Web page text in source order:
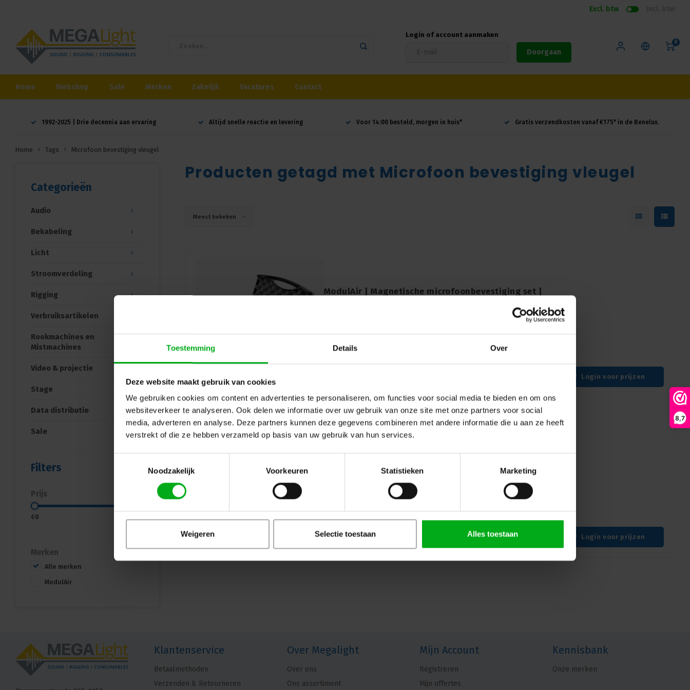
Toestemming Details Over
Deze website maakt gebruik van cookies
We gebruiken cookies om content en advertenties te personaliseren, om functies voor social media te bieden en om ons
websiteverkeer te analyseren. Ook delen we informatie over uw gebruik van onze site met onze partners voor social
media, adverteren en analyse. Deze partners kunnen deze gegevens combineren met andere informatie die u aan ze heeft
verstrekt of die ze hebben verzameld op basis van uw gebruik van hun services.
Noodzakelijk
Voorkeuren Statistieken Marketing
Weigeren Selectie toestaan Alles toestaan
8,7
Excl. btw
Login of account aanmaken
Doorgaan
0
Home Webshop Sale Merken Zakelijk Vacatures Contact
1992-2025 | Drie decennia aan ervaring Altijd snelle reactie en levering Voor 14:00 besteld, morgen in huis* Gratis verzendkosten vanaf €175* in de Benelux.
Home Tags Microfoon bevestiging vleugel
Categorieën
Audio
Bekabeling
Licht
Stroomverdeling
Rigging
Verbruiksartikelen
Rookmachines en
Mistmachines
Video & projectie
Stage
Data distributie
Sale
Filters
Prijs
€0
Merken
Alle merken
ModulAir
Producten getagd met Microfoon bevestiging vleugel
Meest bekeken
ModulAir | Magnetische microfoonbevestiging set |
Met deze magnetische microfoonbevestiging met zwanenhalsen
plaats je een microfoon binnen enkele seconden op een metalen
Login voor prijzen
ModulAir | Magnetische microfoonbevestiging per
MOD102081
Met deze magnetische microfoonbevestiging plaats je een
Login voor prijzen
Klantenservice
Betaalmethoden
Verzenden & Retourneren
Over Megalight
Over ons
Ons assortiment
Mijn Account
Registreren
Mijn offertes
Kennisbank
Onze merken